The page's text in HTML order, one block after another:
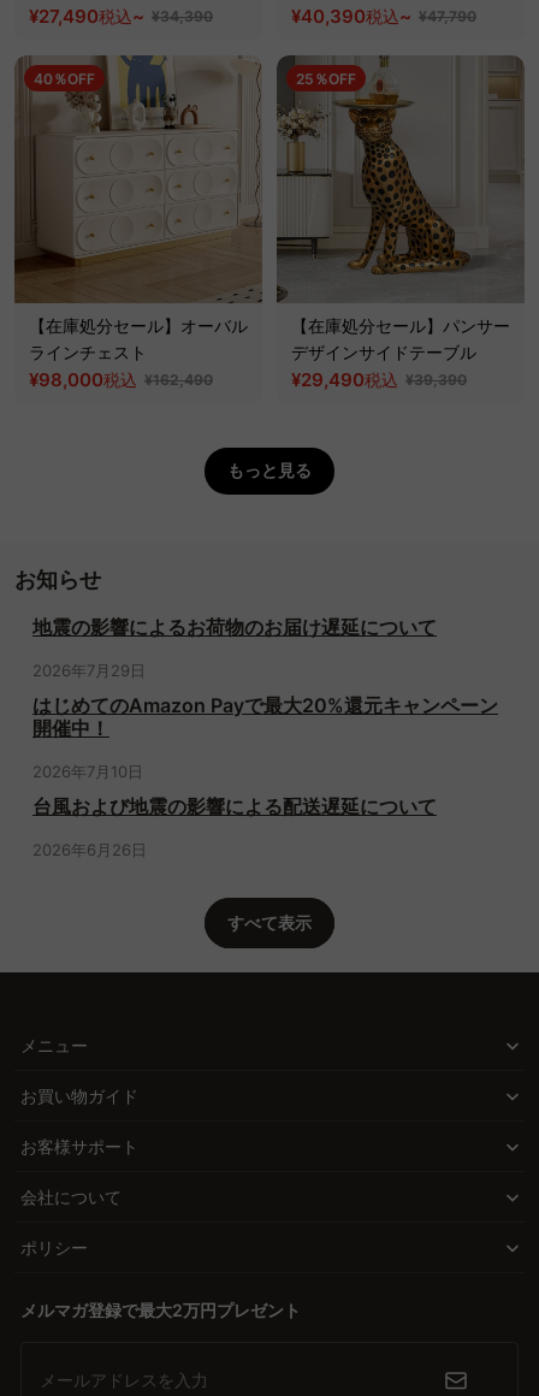
イニングテーブル【高級天然
¥27,490税込~ ¥34,390
【高級天然ツゲ材】
¥40,390税込~ ¥47,790
40％OFF
【在庫処分セール】オーバル
ラインチェスト
¥98,000税込 ¥162,490
25％OFF
【在庫処分セール】パンサー
デザインサイドテーブル
¥29,490税込 ¥39,390
もっと見る
お知らせ
地震の影響によるお荷物のお届け遅延について
2026年7月29日
はじめてのAmazon Payで最大20%還元キャンペーン
開催中！
2026年7月10日
台風および地震の影響による配送遅延について
2026年6月26日
すべて表示
メニュー
お買い物ガイド
お客様サポート
会社について
ポリシー
メルマガ登録で最大2万円プレゼント
メールアドレスを入力